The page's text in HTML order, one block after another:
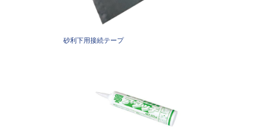
砂利下用接続テープ